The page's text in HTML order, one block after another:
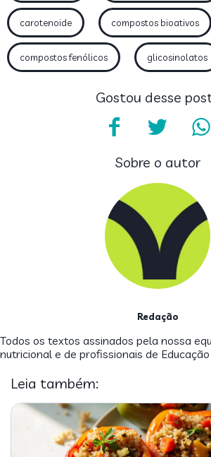
carotenoide compostos bioativos
compostos fenólicos glicosinolatos
Gostou desse
Sobre o autor
Redação
Todos os textos assinados pela nossa
nutricional e de profissionais de Educação
Leia também: